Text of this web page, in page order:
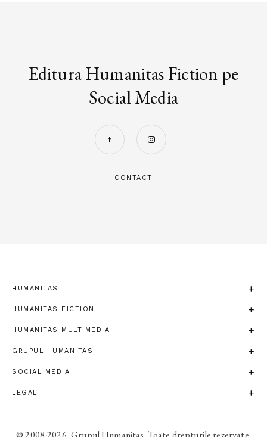
Editura Humanitas Fiction pe
Social Media
CONTACT
HUMANITAS
HUMANITAS FICTION
HUMANITAS MULTIMEDIA
GRUPUL HUMANITAS
SOCIAL MEDIA
LEGAL